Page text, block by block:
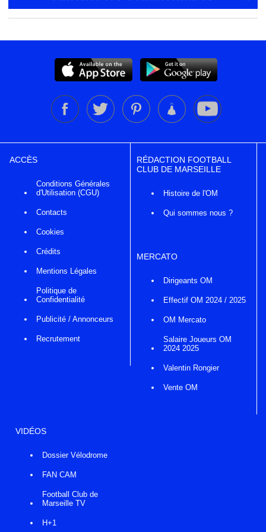
ACCÈS
Conditions Générales
d'Utilisation (CGU)
Contacts
Cookies
Crédits
Mentions Légales
Politique de
Confidentialité
Publicité / Annonceurs
Recrutement
RÉDACTION FOOTBALL
CLUB DE MARSEILLE
Histoire de l'OM
Qui sommes nous ?
MERCATO
Dirigeants OM
Effectif OM 2024 / 2025
OM Mercato
Salaire Joueurs OM
2024 2025
Valentin Rongier
Vente OM
VIDÉOS
Dossier Vélodrome
FAN CAM
Football Club de
Marseille TV
H+1